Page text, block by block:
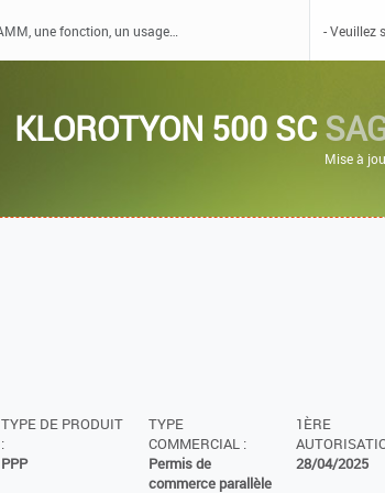
KLOROTYON 500 SC
Mise à
TYPE DE PRODUIT
:
PPP
TYPE
COMMERCIAL :
Permis de
commerce parallèle
1ÈRE
28/04/2025